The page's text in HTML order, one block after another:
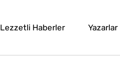
Lezzetli Haberler Yazarlar